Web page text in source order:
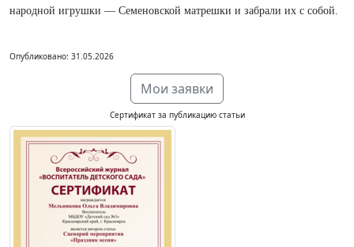
народной игрушки — Семеновской матрешки и забрали их с собой.
Опубликовано: 31.05.2026
Мои заявки
Сертификат за публикацию статьи